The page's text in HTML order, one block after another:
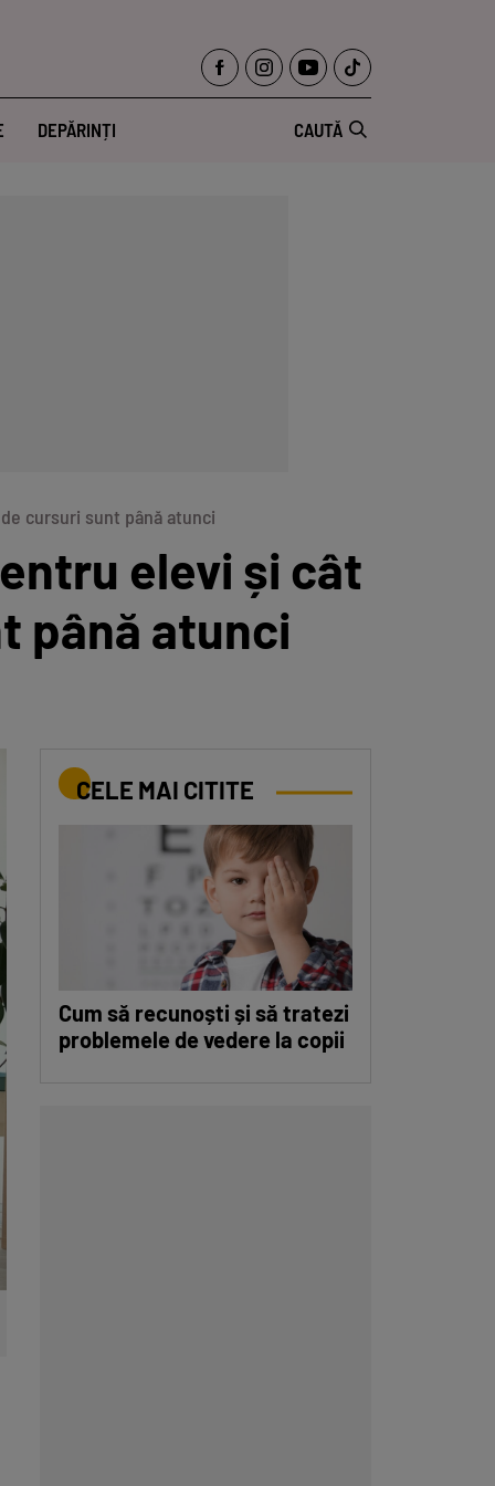
DEPĂRINȚI CAUTĂ
cursuri sunt până atunci
elevi și cât
până atunci
CELE MAI CITITE
Cum să recunoști și să tratezi
problemele de vedere la copii